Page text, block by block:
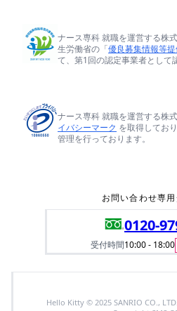
ナース専科 就職を運営する株
生労働省の「優良募集情報等
て、第1回の認定事業者として
ナース専科 就職を運営する株
イバシーマーク を取得してお
管理を行っております。
お問い合わせ専
0120-
受付時間10:00 - 18:00
Hello Kitty © 2025 SANRIO CO.,